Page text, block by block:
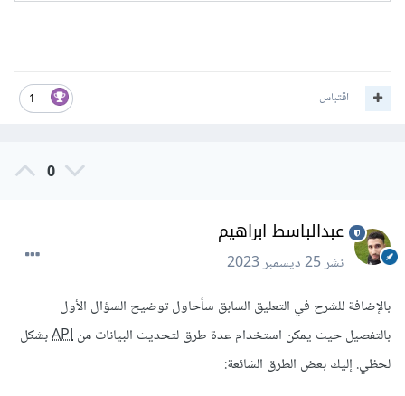
1 اقتباس
0
عبدالباسط ابراهيم
نشر25 ديسمبر 2023
بالإضافة للشرح في التعليق السابق سأحاول توضيح السؤال الأول
بالتفصيل حيث يمكن استخدام عدة طرق لتحديث البيانات منAPIبشكل
لحظي. إليك بعض الطرق الشائعة: